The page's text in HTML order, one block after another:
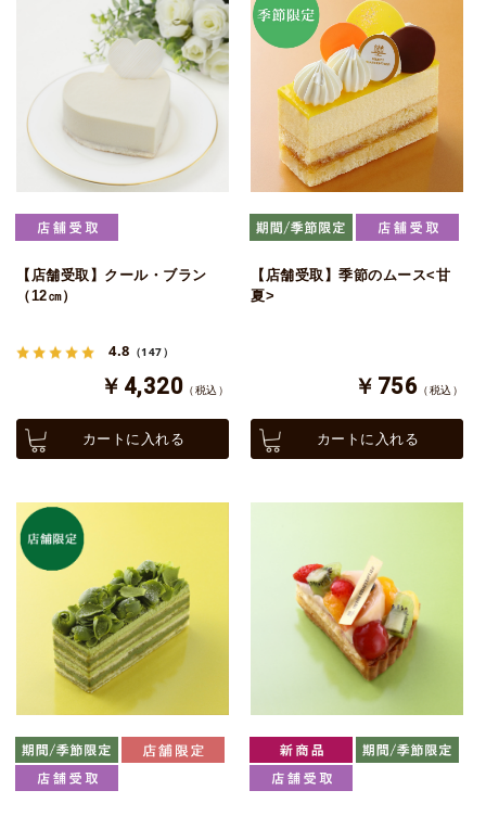
【店舗受取】クール・ブラン
（12㎝）
4.8 （147）
￥4,320 （税込）
カートに入れる
【店舗受取】季節のムース<甘
夏>
￥756 （税込）
カートに入れる